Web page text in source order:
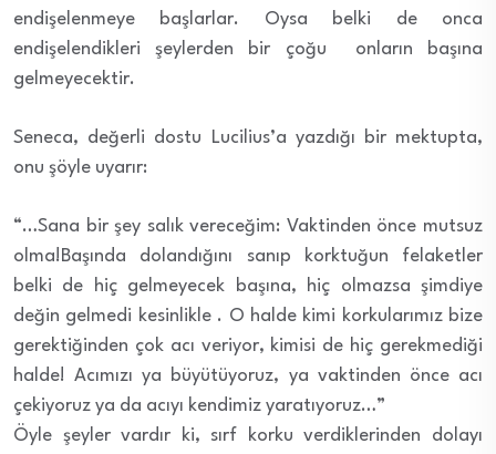
endişelenmeye başlarlar. Oysa belki de onca
endişelendikleri şeylerden bir çoğu onların başına
gelmeyecektir.
Seneca, değerli dostu Lucilius’a yazdığı bir mektupta,
onu şöyle uyarır:
“…Sana bir şey salık vereceğim: Vaktinden önce mutsuz
olma!Başında dolandığını sanıp korktuğun felaketler
belki de hiç gelmeyecek başına, hiç olmazsa şimdiye
değin gelmedi kesinlikle . O halde kimi korkularımız bize
gerektiğinden çok acı veriyor, kimisi de hiç gerekmediği
halde! Acımızı ya büyütüyoruz, ya vaktinden önce acı
çekiyoruz ya da acıyı kendimiz yaratıyoruz…”
Öyle şeyler vardır ki, sırf korku verdiklerinden dolayı